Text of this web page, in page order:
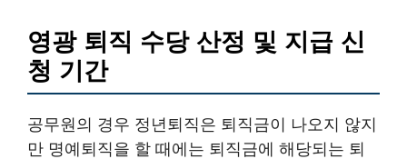
영광 퇴직 수당 산정 및 지급 신
청 기간
공무원의 경우 정년퇴직은 퇴직금이 나오지 않지
만 명예퇴직을 할 때에는 퇴직금에 해당되는 퇴